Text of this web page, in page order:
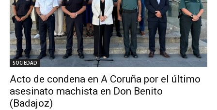
SOCIEDAD
Acto de condena en A Coruña por el último
asesinato machista en Don Benito
(Badajoz)